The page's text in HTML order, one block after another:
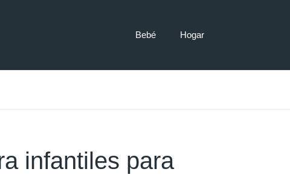
Bebé Hogar
infantiles para